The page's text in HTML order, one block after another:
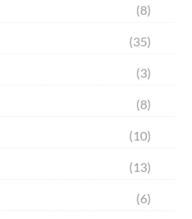
(8)
(35)
(3)
(8)
(10)
(13)
(6)